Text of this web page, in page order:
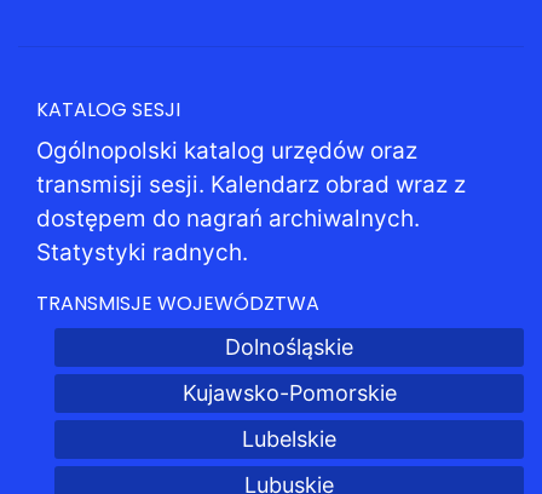
KATALOG SESJI
Ogólnopolski katalog urzędów oraz
transmisji sesji. Kalendarz obrad wraz z
dostępem do nagrań archiwalnych.
Statystyki radnych.
TRANSMISJE WOJEWÓDZTWA
Dolnośląskie
Kujawsko-Pomorskie
Lubelskie
Lubuskie